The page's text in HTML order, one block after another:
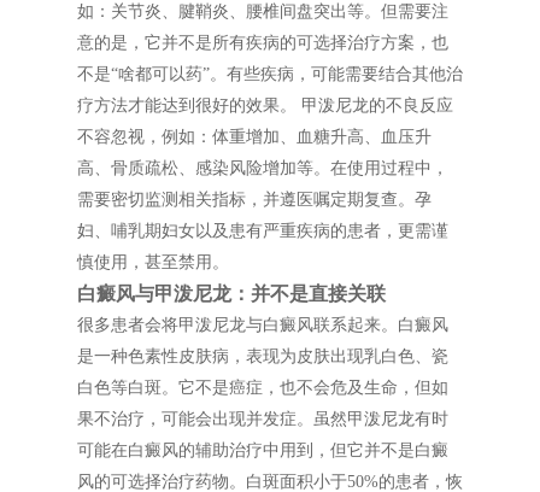
如：关节炎、腱鞘炎、腰椎间盘突出等。但需要注
意的是，它并不是所有疾病的可选择治疗方案，也
不是“啥都可以药”。有些疾病，可能需要结合其他治
疗方法才能达到很好的效果。 甲泼尼龙的不良反应
不容忽视，例如：体重增加、血糖升高、血压升
高、骨质疏松、感染风险增加等。在使用过程中，
需要密切监测相关指标，并遵医嘱定期复查。孕
妇、哺乳期妇女以及患有严重疾病的患者，更需谨
慎使用，甚至禁用。
白癜风与甲泼尼龙：并不是直接关联
很多患者会将甲泼尼龙与白癜风联系起来。白癜风
是一种色素性皮肤病，表现为皮肤出现乳白色、瓷
白色等白斑。它不是癌症，也不会危及生命，但如
果不治疗，可能会出现并发症。虽然甲泼尼龙有时
可能在白癜风的辅助治疗中用到，但它并不是白癜
风的可选择治疗药物。白斑面积小于50%的患者，恢